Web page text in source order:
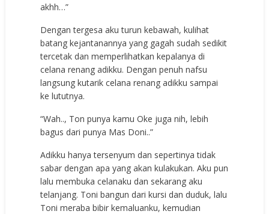
akhh…”
Dengan tergesa aku turun kebawah, kulihat
batang kejantanannya yang gagah sudah sedikit
tercetak dan memperlihatkan kepalanya di
celana renang adikku. Dengan penuh nafsu
langsung kutarik celana renang adikku sampai
ke lututnya.
“Wah.., Ton punya kamu Oke juga nih, lebih
bagus dari punya Mas Doni..”
Adikku hanya tersenyum dan sepertinya tidak
sabar dengan apa yang akan kulakukan. Aku pun
lalu membuka celanaku dan sekarang aku
telanjang. Toni bangun dari kursi dan duduk, lalu
Toni meraba bibir kemaluanku, kemudian